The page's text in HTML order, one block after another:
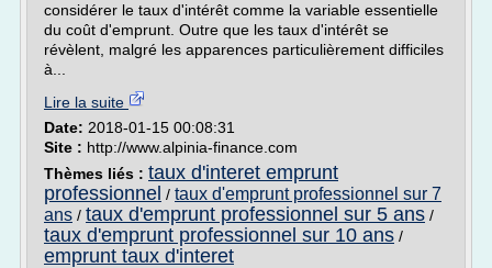
considérer le taux d'intérêt comme la variable essentielle
du coût d'emprunt. Outre que les taux d'intérêt se
révèlent, malgré les apparences particulièrement difficiles
à...
Lire la suite
Date: 2018-01-15 00:08:31
Site : http://www.alpinia-finance.com
Thèmes liés : taux d'interet emprunt
professionnel / taux d'emprunt professionnel sur 7
ans / taux d'emprunt professionnel sur 5 ans /
taux d'emprunt professionnel sur 10 ans /
emprunt taux d'interet